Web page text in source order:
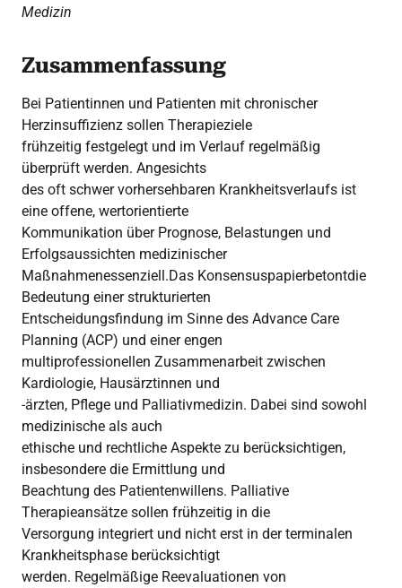
Medizin
Zusammenfassung
Bei Patientinnen und Patienten mit chronischer
Herzinsuffizienz sollen Therapieziele
frühzeitig festgelegt und im Verlauf regelmäßig
überprüft werden. Angesichts
des oft schwer vorhersehbaren Krankheitsverlaufs ist
eine offene, wertorientierte
Kommunikation über Prognose, Belastungen und
Erfolgsaussichten medizinischer
Maßnahmenessenziell.Das Konsensuspapierbetontdie
Bedeutung einer strukturierten
Entscheidungsfindung im Sinne des Advance Care
Planning (ACP) und einer engen
multiprofessionellen Zusammenarbeit zwischen
Kardiologie, Hausärztinnen und
-ärzten, Pflege und Palliativmedizin. Dabei sind sowohl
medizinische als auch
ethische und rechtliche Aspekte zu berücksichtigen,
insbesondere die Ermittlung und
Beachtung des Patientenwillens. Palliative
Therapieansätze sollen frühzeitig in die
Versorgung integriert und nicht erst in der terminalen
Krankheitsphase berücksichtigt
werden. Regelmäßige Reevaluationen von